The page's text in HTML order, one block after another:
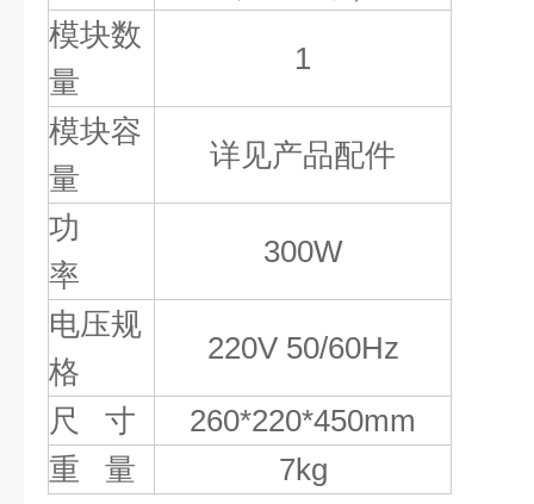
模块数
量
1
模块容
量
详见产品配件
功
率
300W
电压规
格
220V 50/60Hz
尺 寸
260*220*450mm
重
量
7kg